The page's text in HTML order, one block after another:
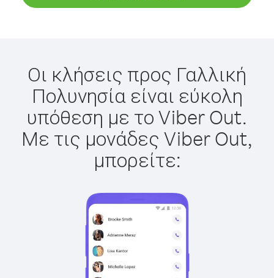
Οι κλήσεις προς Γαλλική
Πολυνησία είναι εύκολη
υπόθεση με το Viber Out.
Με τις μονάδες Viber Out,
μπορείτε: